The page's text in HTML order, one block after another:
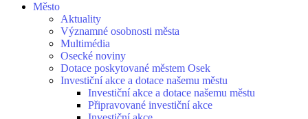
Město
Aktuality
Významné osobnosti města
Multimédia
Osecké noviny
Dotace poskytované městem Osek
Investiční akce a dotace našemu městu
Investiční akce a dotace našemu městu
Připravované investiční akce